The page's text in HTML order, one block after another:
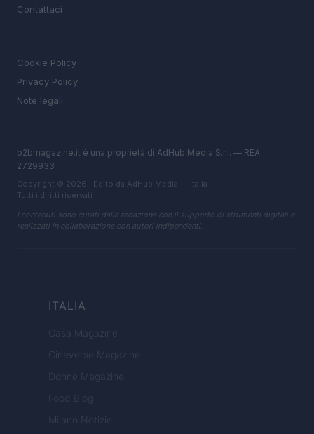
Contattaci
Cookie Policy
Privacy Policy
Note legali
b2bmagazine.it è una proprietà di AdHub Media S.r.l. — REA
2729933
Copyright © 2026 · Edito da AdHub Media — Italia
Tutti i diritti riservati
I contenuti sono curati dalla redazione con il supporto di strumenti digitali e
realizzati in collaborazione con autori indipendenti.
ITALIA
Casa Magazine
Cineverse Magazine
Donne Magazine
Food Blog
Milano Notizie